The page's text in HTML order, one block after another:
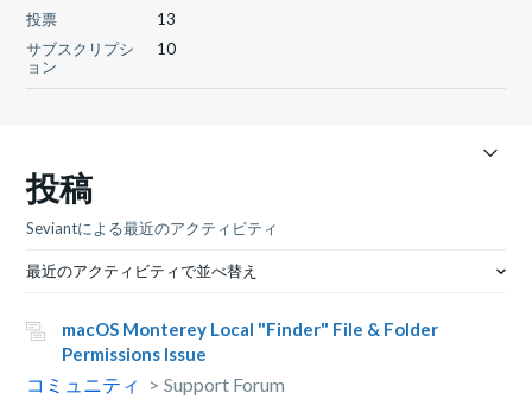
投票
13
サブスクリプシ
ョン
10
投稿
Seviantによる最近のアクティビティ
最近のアクティビティで並べ替え
macOS Monterey Local "Finder" File & Folder
Permissions Issue
コミュニティ
Support Forum